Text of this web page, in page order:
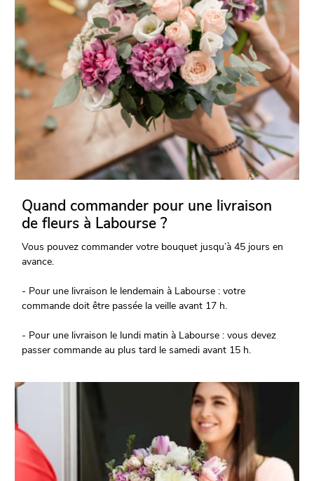
Quand commander pour une livraison
de fleurs à Labourse ?
Vous pouvez commander votre bouquet jusqu’à 45 jours en
avance.
- Pour une livraison le lendemain à Labourse : votre
commande doit être passée la veille avant 17 h.
- Pour une livraison le lundi matin à Labourse : vous devez
passer commande au plus tard le samedi avant 15 h.